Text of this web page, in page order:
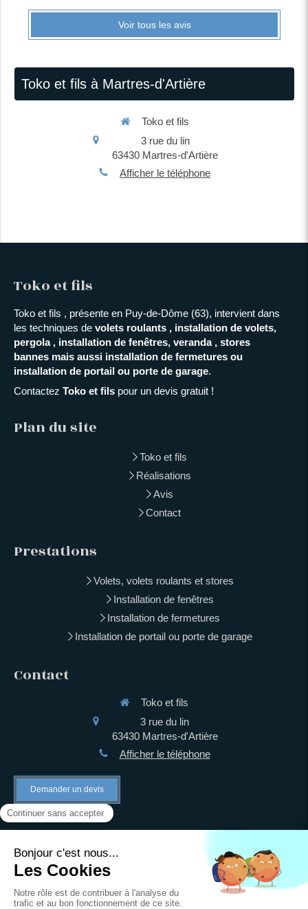
Voir tous les avis
Toko et fils à Martres-d'Artière
Toko et fils
3 rue du lin
63430 Martres-d'Artière
Afficher le téléphone
Toko et fils
Toko et fils , présente en Puy-de-Dôme (63), intervient dans
les techniques de volets roulants , installation de volets,
pergola , installation de fenêtres, veranda , stores
bannes mais aussi installation de fermetures ou
installation de portail ou porte de garage.
Contactez Toko et fils pour un devis gratuit !
Plan du site
Toko et fils
Réalisations
Avis
Contact
Prestations
Volets, volets roulants et stores
Installation de fenêtres
Installation de fermetures
Installation de portail ou porte de garage
Contact
Toko et fils
3 rue du lin
63430 Martres-d'Artière
Afficher le téléphone
Demander un devis
Plan du site